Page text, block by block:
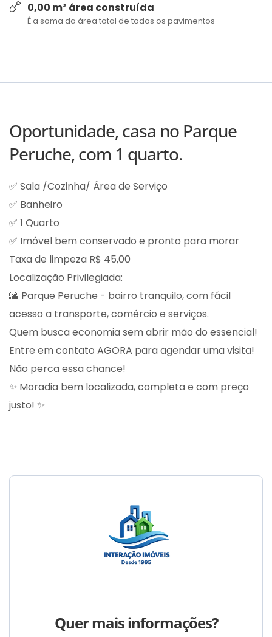
0,00 m² área construída
É a soma da área total de todos os pavimentos
Oportunidade, casa no Parque
Peruche, com 1 quarto.
✅ Sala /Cozinha/ Área de Serviço
✅ Banheiro
✅ 1 Quarto
✅ Imóvel bem conservado e pronto para morar
Taxa de limpeza R$ 45,00
Localização Privilegiada:
🌆 Parque Peruche - bairro tranquilo, com fácil
acesso a transporte, comércio e serviços.
Quem busca economia sem abrir mão do essencial!
Entre em contato AGORA para agendar uma visita!
Não perca essa chance!
✨ Moradia bem localizada, completa e com preço
justo! ✨
Quer mais informações?